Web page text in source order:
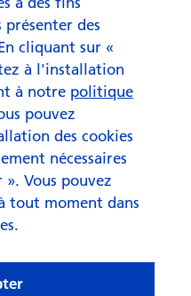
des
cliquant sur «
à l'installation
à notre politique
pouvez
des cookies
nécessaires
Vous pouvez
tout moment dans